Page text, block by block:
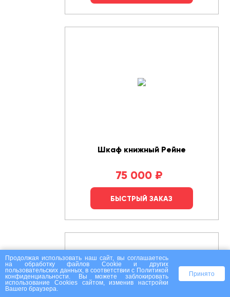
Шкаф книжный Рейне
75 000 ₽
БЫСТРЫЙ ЗАКАЗ
Продолжая использовать наш сайт, вы соглашаетесь
на обработку файлов Сookie и других
пользовательских данных, в соответствии с Политикой
конфиденциальности . Вы можете заблокировать
использование Cookies сайтом, изменив настройки
Вашего браузера.
Принято